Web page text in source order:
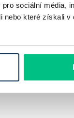
sociální média,
nebo které získali v